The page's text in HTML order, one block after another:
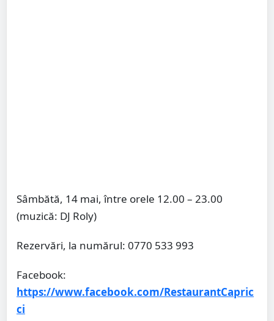
Sâmbătă, 14 mai, între orele 12.00 – 23.00
(muzică: DJ Roly)
Rezervări, la numărul: 0770 533 993
Facebook:
https://www.facebook.com/RestaurantCapric
ci